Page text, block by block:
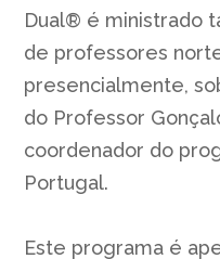
Dual® é ministrado
de professores
presencialmente,
do Professor
coordenador do
Portugal.
Este programa é